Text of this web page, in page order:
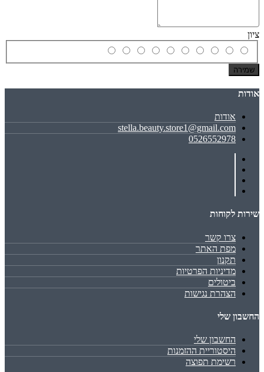
ציון
שמירה
אודות
אודות
stella.beauty.store1@gmail.com
0526552978
שירות לקוחות
צרו קשר
מפת האתר
תקנון
מדיניות הפרטיות
ביטולים
הצהרת נגישות
החשבון שלי
החשבון שלי
היסטוריית ההזמנות
רשימת תפוצה